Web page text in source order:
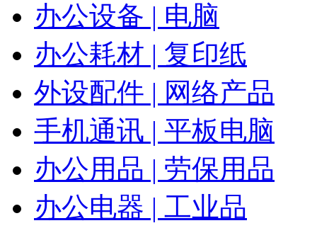
办公设备 | 电脑
办公耗材 | 复印纸
外设配件 | 网络产品
手机通讯 | 平板电脑
办公用品 | 劳保用品
办公电器 | 工业品